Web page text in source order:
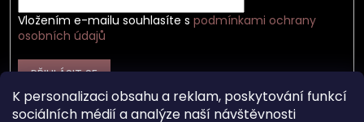
K personalizaci obsahu a reklam, poskytování funkcí
sociálních médií a analýze naší návštěvnosti
Vložením e-mailu souhlasíte s podmínkami ochrany
osobních údajů
PŘIHLÁSIT SE